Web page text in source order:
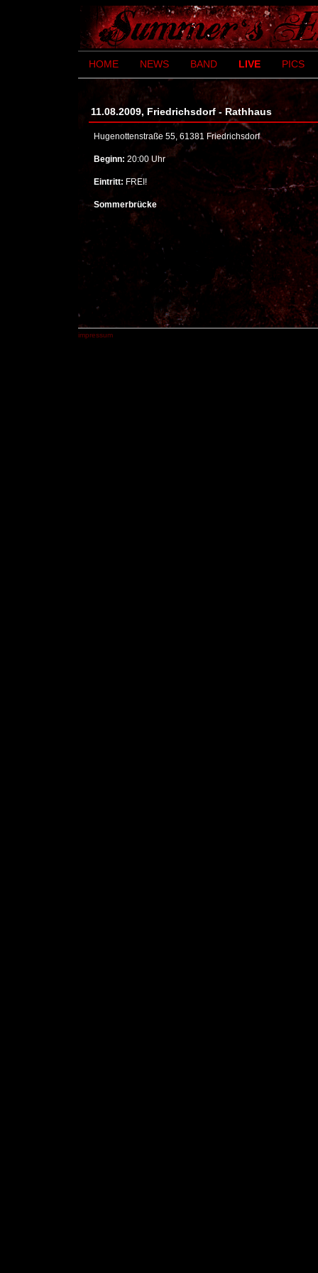
HOME NEWS BAND LIVE PICS
11.08.2009, Friedrichsdorf - Rathhaus
Hugenottenstraße 55, 61381 Friedrichsdorf
Beginn: 20:00 Uhr
Eintritt: FREI!
Sommerbrücke
impressum